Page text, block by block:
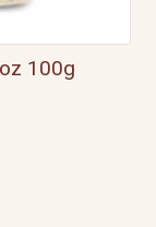
100g